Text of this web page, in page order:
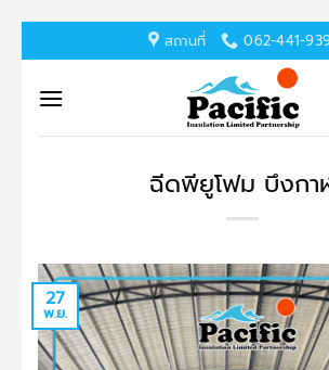
ไป
ยัง
เนื้อหา
สถานที่ 062-441-
ฉีดพียูโฟม บึงกา
27
พ.ย.